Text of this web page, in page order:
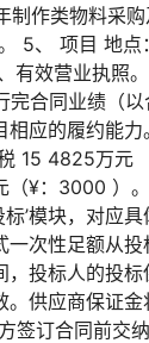
制作类物料采
5、 项目 地点
有效营业执照
完合同业绩（
相应的履约能
15 4825万元
（¥：3000 ）
’模块，对应
一次性足额从
，投标人的投
。供应商保证
签订合同前交